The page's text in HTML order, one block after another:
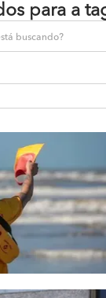
para a